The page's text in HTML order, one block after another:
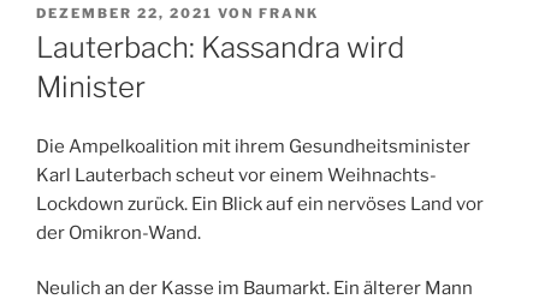
VERÖFFENTLICHT
AM
DEZEMBER 22, 2021 VON FRANK
Lauterbach: Kassandra wird
Minister
Die Ampelkoalition mit ihrem Gesundheitsminister
Karl Lauterbach scheut vor einem Weihnachts-
Lockdown zurück. Ein Blick auf ein nervöses Land vor
der Omikron-Wand.
Neulich an der Kasse im Baumarkt. Ein älterer Mann